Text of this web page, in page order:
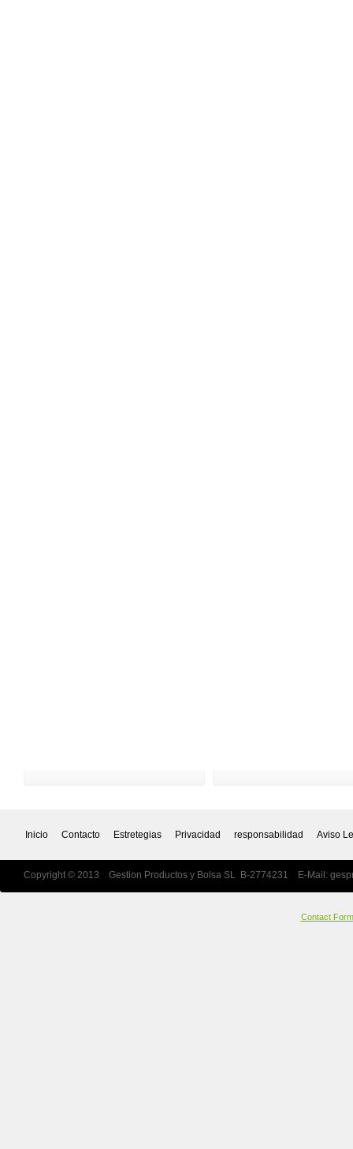
Inicio Contacto Estretegias Privacidad responsabilidad Aviso
Copyright © 2013 Gestion Productos y Bolsa SL B-2774231 E-Mail:
Contact Form